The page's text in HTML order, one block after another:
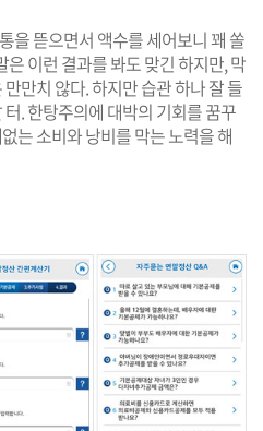
R
L
복
사
유
하
기
크
게
변
경
하
기
작
게
변
경
하
기
을 뜯으면서 액수를 세어보니 꽤 쏠
이런 결과를 봐도 맞긴 하지만, 막
만치 않다. 하지만 습관 하나 잘 들
. 한탕주의에 대박의 기회를 꿈꾸
는 소비와 낭비를 막는 노력을 해